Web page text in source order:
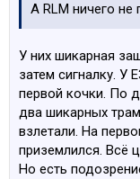
А RLM ничего не
У них шикарная
затем сигналку. У
первой кочки. По
два шикарных
взлетали. На
приземлился. Всё
Но есть